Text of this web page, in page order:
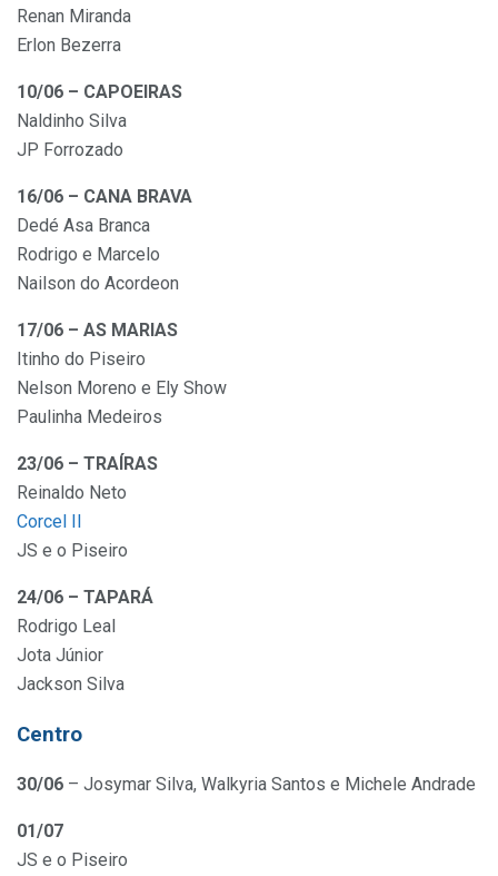
Renan Miranda
Erlon Bezerra
10/06 – CAPOEIRAS
Naldinho Silva
JP Forrozado
16/06 – CANA BRAVA
Dedé Asa Branca
Rodrigo e Marcelo
Nailson do Acordeon
17/06 – AS MARIAS
Itinho do Piseiro
Nelson Moreno e Ely Show
Paulinha Medeiros
23/06 – TRAÍRAS
Reinaldo Neto
Corcel II
JS e o Piseiro
24/06 – TAPARÁ
Rodrigo Leal
Jota Júnior
Jackson Silva
Centro
30/06 – Josymar Silva, Walkyria Santos e Michele Andrade
01/07
JS e o Piseiro